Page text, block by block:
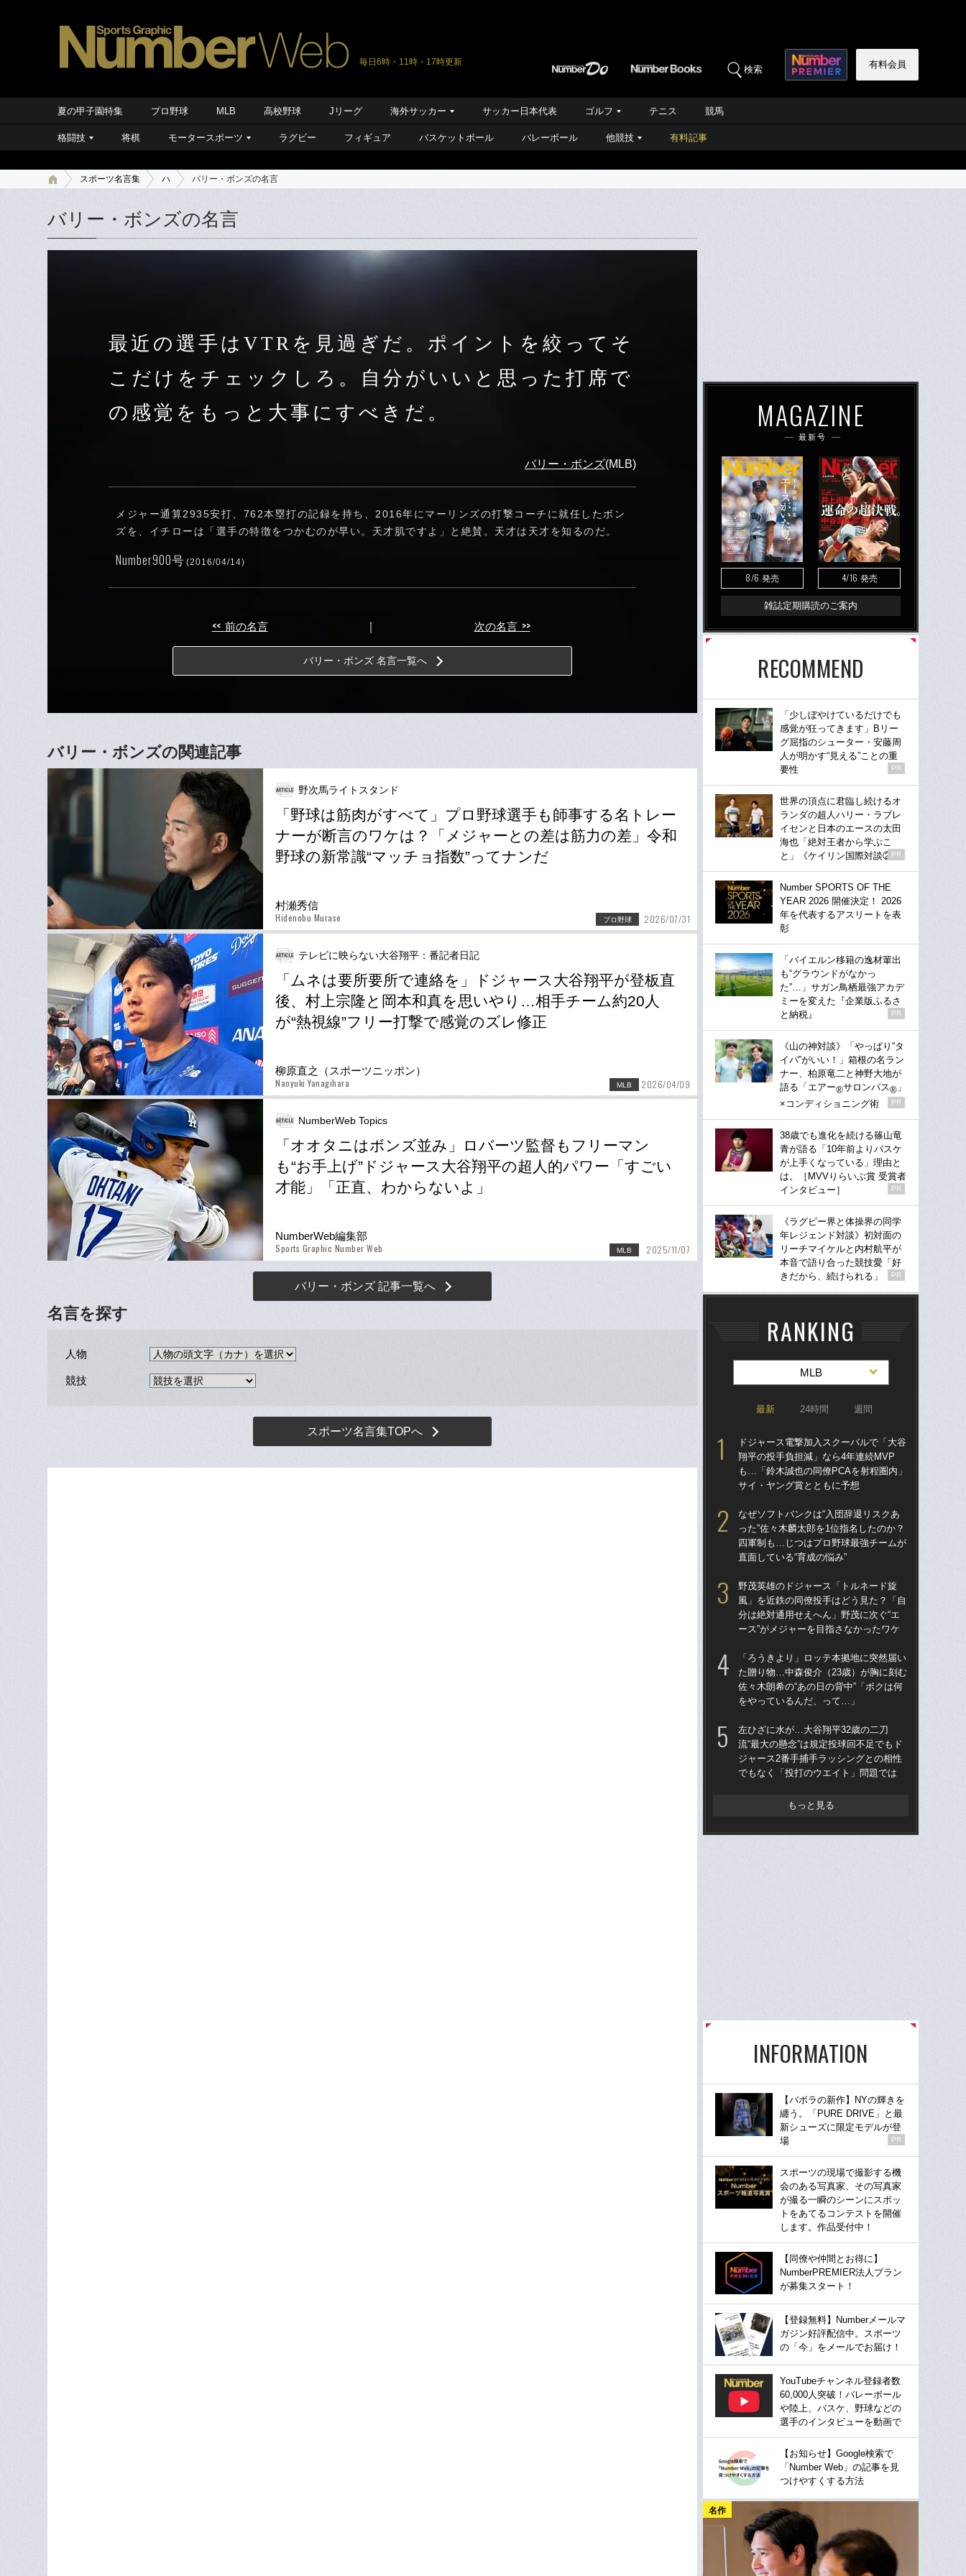
毎日6時・11時・17時更新
検索 有料会員
夏の甲子園特集 プロ野球 MLB 高校野球 Jリーグ 海外サッカー サッカー日本代表 ゴルフ テニス 競馬
格闘技 将棋 モータースポーツ ラグビー フィギュア バスケットボール バレーボール 他競技 有料記事
スポーツ名言集 ハ バリー・ボンズの名言
バリー・ボンズの名言
最近の選手はVTRを見過ぎだ。ポイントを絞ってそ
こだけをチェックしろ。自分がいいと思った打席で
の感覚をもっと大事にすべきだ。
バリー・ボンズ(MLB)
メジャー通算2935安打、762本塁打の記録を持ち、2016年にマーリンズの打撃コーチに就任したボン
ズを、イチローは「選手の特徴をつかむのが早い。天才肌ですよ」と絶賛。天才は天才を知るのだ。
Number900号 (2016/04/14)
<< 前の名言 次の名言>>
バリー・ボンズ 名言一覧へ
バリー・ボンズの関連記事
野次馬ライトスタンド
「野球は筋肉がすべて」プロ野球選手も師事する名トレー
ナーが断言のワケは？「メジャーとの差は筋力の差」令和
野球の新常識“マッチョ指数”ってナンだ
村瀬秀信
Hidenobu Murase プロ野球 2026/07/31
テレビに映らない大谷翔平：番記者日記
「ムネは要所要所で連絡を」ドジャース大谷翔平が登板直
後、村上宗隆と岡本和真を思いやり…相手チーム約20人
が“熱視線”フリー打撃で感覚のズレ修正
柳原直之（スポーツニッポン）
Naoyuki Yanagihara MLB 2026/04/09
NumberWeb Topics
「オオタニはボンズ並み」ロバーツ監督もフリーマン
も“お手上げ”ドジャース大谷翔平の超人的パワー「すごい
才能」「正直、わからないよ」
NumberWeb編集部
Sports Graphic Number Web MLB 2025/11/07
バリー・ボンズ 記事一覧へ
名言を探す
人物
競技
スポーツ名言集TOPへ
MAGAZINE
最新号
8/6 発売 4/16 発売
雑誌定期購読のご案内
RECOMMEND
「少しぼやけているだけでも
感覚が狂ってきます」Bリー
グ屈指のシューター・安藤周
人が明かす“見える”ことの重
要性
PR
世界の頂点に君臨し続けるオ
ランダの超人ハリー・ラブレ
イセンと日本のエースの太田
海也「絶対王者から学ぶこ
と」《ケイリン国際対談②》
PR
Number SPORTS OF THE
YEAR 2026 開催決定！ 2026
年を代表するアスリートを表
彰
「バイエルン移籍の逸材輩出
も“グラウンドがなかっ
た”…」サガン鳥栖最強アカデ
ミーを変えた『企業版ふるさ
と納税』
PR
《山の神対談》「やっぱり“タ
イパ”がいい！」箱根の名ラン
ナー、柏原竜二と神野大地が
語る「エアー®サロンパス® 」
×コンディショニング術
PR
38歳でも進化を続ける篠山竜
青が語る「10年前よりバスケ
が上手くなっている」理由と
は。［MVVりらいぶ賞 受賞者
インタビュー］
PR
《ラグビー界と体操界の同学
年レジェンド対談》初対面の
リーチマイケルと内村航平が
本音で語り合った競技愛「好
きだから、続けられる」
PR
RANKING
MLB
最新 24時間 週間
ドジャース電撃加入スクーバルで「大谷
翔平の投手負担減」なら4年連続MVP
も…「鈴木誠也の同僚PCAを射程圏内」
サイ・ヤング賞とともに予想
なぜソフトバンクは“入団辞退リスクあ
った”佐々木麟太郎を1位指名したのか？
四軍制も…じつはプロ野球最強チームが
直面している“育成の悩み”
野茂英雄のドジャース「トルネード旋
風」を近鉄の同僚投手はどう見た？「自
分は絶対通用せえへん」野茂に次ぐ“エ
ース”がメジャーを目指さなかったワケ
「ろうきより」ロッテ本拠地に突然届い
た贈り物…中森俊介（23歳）が胸に刻む
佐々木朗希の“あの日の背中”「ボクは何
をやっているんだ、って…」
左ひざに水が…大谷翔平32歳の二刀
流“最大の懸念”は規定投球回不足でもド
ジャース2番手捕手ラッシングとの相性
でもなく「投打のウエイト」問題では
もっと見る
INFORMATION
【バボラの新作】NYの輝きを
纏う。「PURE DRIVE」と最
新シューズに限定モデルが登
場
PR
スポーツの現場で撮影する機
会のある写真家、その写真家
が撮る一瞬のシーンにスポッ
トをあてるコンテストを開催
します。作品受付中！
【同僚や仲間とお得に】
NumberPREMIER法人プラン
が募集スタート！
【登録無料】Numberメールマ
ガジン好評配信中。スポーツ
の「今」をメールでお届け！
YouTubeチャンネル登録者数
60,000人突破！バレーボール
や陸上、バスケ、野球などの
選手のインタビューを動画で
【お知らせ】Google検索で
「Number Web」の記事を見
つけやすくする方法
名作